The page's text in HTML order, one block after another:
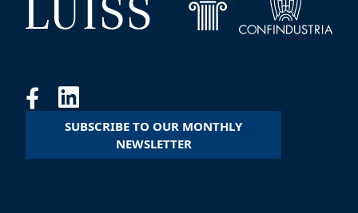
SUBSCRIBE TO OUR MONTHLY
NEWSLETTER